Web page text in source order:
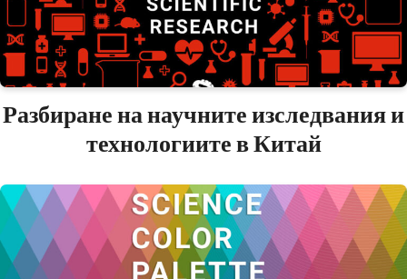
Разбиране на научните изследвания и
технологиите в Китай